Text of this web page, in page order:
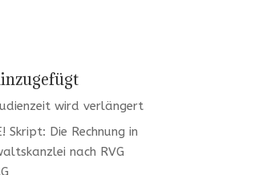
wird verlängert
Skript: Die Rechnung in
nach RVG